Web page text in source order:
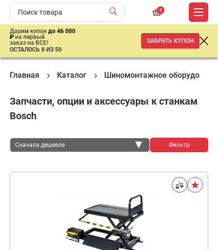
0
Дарим купон до 46 000
₽ на первый
заказ на ВСЕ!
ОСТАЛОСЬ 8 ИЗ 50
ЗАБРАТЬ КУПОН
Главная Каталог Шиномонтажное
Запчасти, опции и аксeссуары к станкам
Bosch
Сначала дешевле Фильтр